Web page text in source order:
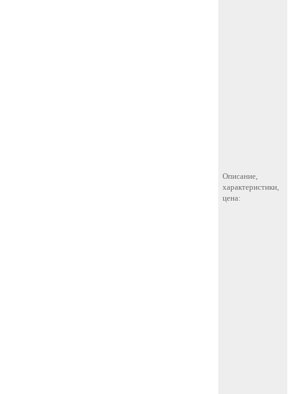
Описание,
характеристики,
цена: